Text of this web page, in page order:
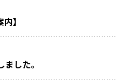
】
した。